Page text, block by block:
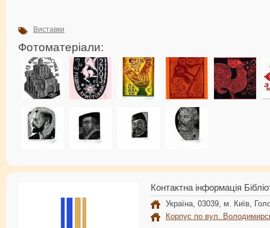
Виставки
Фотоматеріали:
Контактна інформація
Україна, 03039, м. Київ,
Корпус по вул.